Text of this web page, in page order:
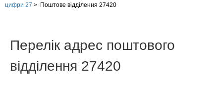
цифри 27 > Поштове відділення 27420
Перелік адрес поштового
відділення 27420